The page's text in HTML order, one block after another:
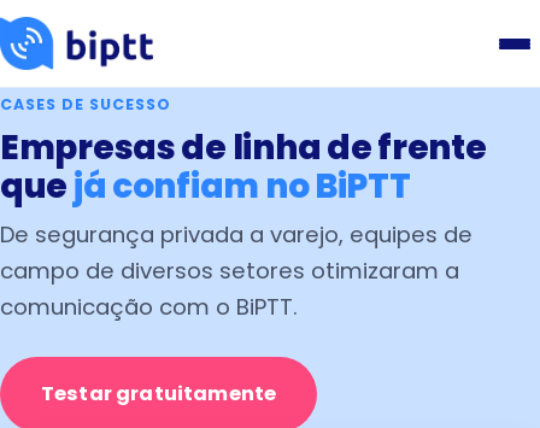
CASES DE SUCESSO
Empresas de linha de frente
quejá confiam no BiPTT
De segurança privada a varejo, equipes de
campo de diversos setores otimizaram a
comunicação com o BiPTT.
Testar gratuitamente